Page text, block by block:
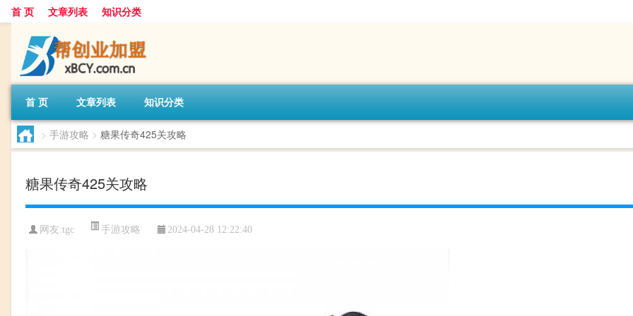
首 页 文章列表 知识分类
首 页 文章列表 知识分类
> 手游攻略 > 糖果传奇425关攻略
糖果传奇425关攻略
网友:tgc 手游攻略 2024-04-28 12:22:40